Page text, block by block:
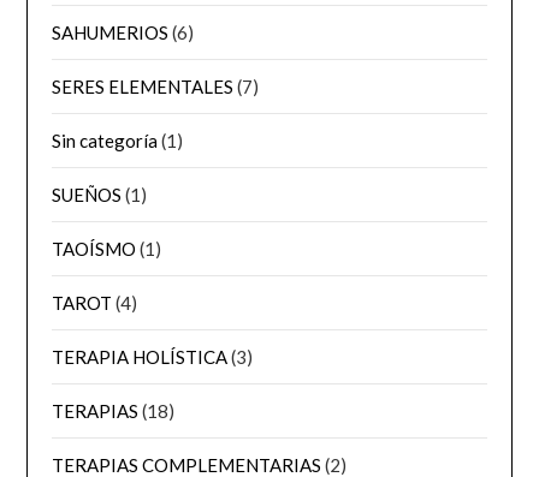
SAHUMERIOS (6)
SERES ELEMENTALES (7)
Sin categoría(1)
SUEÑOS (1)
TAOÍSMO (1)
TAROT (4)
TERAPIA HOLÍSTICA(3)
TERAPIAS (18)
TERAPIAS COMPLEMENTARIAS (2)